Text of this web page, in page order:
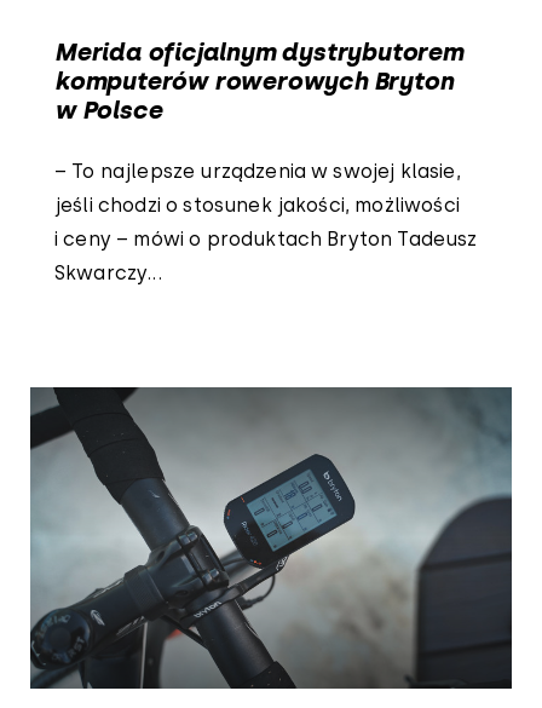
Merida oficjalnym dystrybutorem
komputerów rowerowych Bryton
w Polsce
– To najlepsze urządzenia w swojej klasie,
jeśli chodzi o stosunek jakości, możliwości
i ceny – mówi o produktach Bryton Tadeusz
Skwarczy...